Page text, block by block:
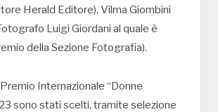
Herald Editore), Vilma Giombini
Luigi Giordani al quale è
della Sezione Fotografia).
Internazionale “Donne
sono stati scelti, tramite selezione